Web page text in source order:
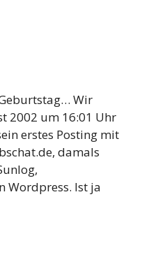
Wir
2002 um 16:01 Uhr
erstes Posting mit
damals
Wordpress. Ist ja